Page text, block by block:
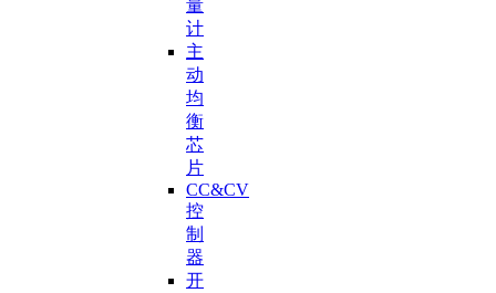
量
计
主
动
均
衡
芯
片
CC&CV
控
制
器
开